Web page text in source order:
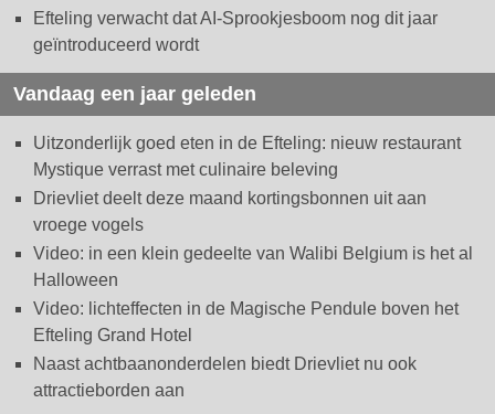
Efteling verwacht dat AI-Sprookjesboom nog dit jaar
geïntroduceerd wordt
Vandaag een jaar geleden
Uitzonderlijk goed eten in de Efteling: nieuw restaurant
Mystique verrast met culinaire beleving
Drievliet deelt deze maand kortingsbonnen uit aan
vroege vogels
Video: in een klein gedeelte van Walibi Belgium is het al
Halloween
Video: lichteffecten in de Magische Pendule boven het
Efteling Grand Hotel
Naast achtbaanonderdelen biedt Drievliet nu ook
attractieborden aan